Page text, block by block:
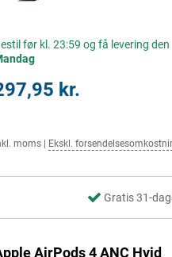
før kl. 23:59 og få levering den
kr.
moms Ekskl.
Gratis 31-
AirPods 4 ANC Hvid